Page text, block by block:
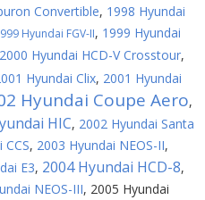
Convertible, 1998 Hyundai
Hyundai FGV-II, 1999 Hyundai
2000 Hyundai HCD-V Crosstour,
Hyundai Clix, 2001 Hyundai
Hyundai Coupe Aero,
HIC, 2002 Hyundai Santa
, 2003 Hyundai NEOS-II,
E3, 2004 Hyundai HCD-8,
NEOS-III, 2005 Hyundai